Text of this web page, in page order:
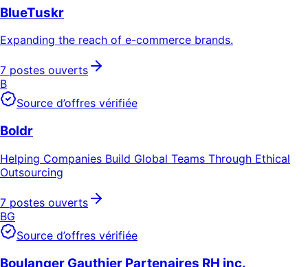
BlueTuskr
Expanding the reach of e-commerce brands.
7 postes ouverts
B
Source d’offres vérifiée
Boldr
Helping Companies Build Global Teams Through Ethical
Outsourcing
7 postes ouverts
BG
Source d’offres vérifiée
Boulanger Gauthier Partenaires RH inc.